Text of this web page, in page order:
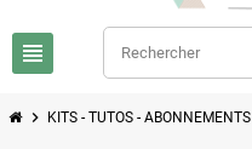
view_headline
chevron_right KITS - TUTOS - ABONNEMENTS